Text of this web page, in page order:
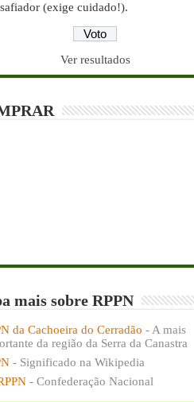
(exige cuidado!).
Ver resultados
mais sobre RPPN
da Cachoeira do Cerradão - A mais
da região da Serra da Canastra
- Significado na Wikipedia
- Confederação Nacional